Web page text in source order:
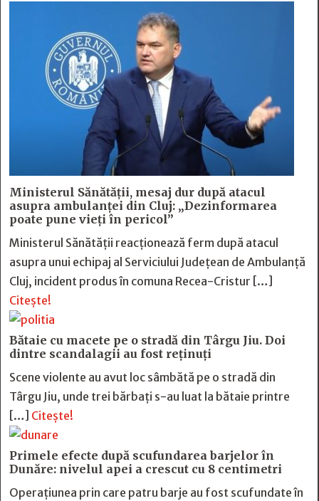
Ministerul Sănătății, mesaj dur după atacul
asupra ambulanței din Cluj: „Dezinformarea
poate pune vieți în pericol”
Ministerul Sănătății reacționează ferm după atacul
asupra unui echipaj al Serviciului Județean de Ambulanță
Cluj, incident produs în comuna Recea-Cristur […]
Citește!
Bătaie cu macete pe o stradă din Târgu Jiu. Doi
dintre scandalagii au fost reținuți
Scene violente au avut loc sâmbătă pe o stradă din
Târgu Jiu, unde trei bărbați s-au luat la bătaie printre
[…] Citește!
Primele efecte după scufundarea barjelor în
Dunăre: nivelul apei a crescut cu 8 centimetri
Operațiunea prin care patru barje au fost scufundate în